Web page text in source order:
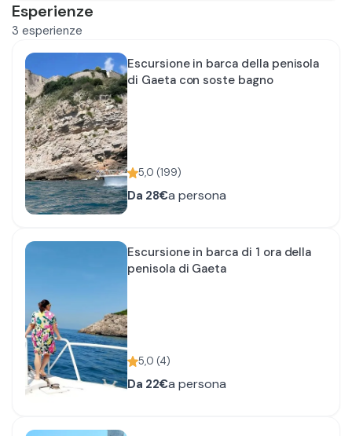
Esperienze
3 esperienze
Escursione in barca della penisola
di Gaeta con soste bagno
5,0 (199)
Da 28€a persona
Escursione in barca di 1 ora della
penisola di Gaeta
5,0 (4)
Da 22€a persona